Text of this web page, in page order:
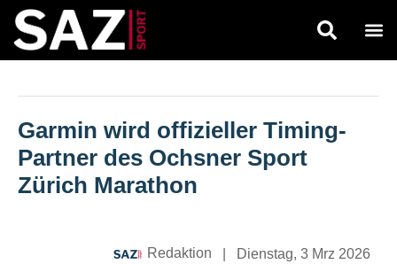
Garmin wird offizieller Timing-
Partner des Ochsner Sport
Zürich Marathon
Redaktion
Dienstag, 3 Mrz 2026